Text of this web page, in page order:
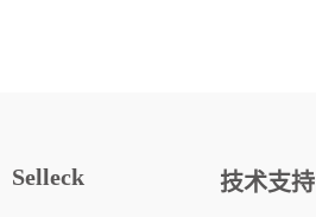
Selleck 技术支持